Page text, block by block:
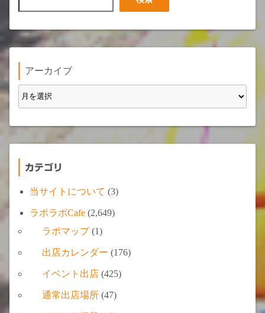
索
アーカイブ
カテゴリ
当サイトについて (3)
ラポラポCafe (2,649)
ラポマップ(1)
出店カレンダー (176)
イベント出店 (425)
通常出店場所 (47)